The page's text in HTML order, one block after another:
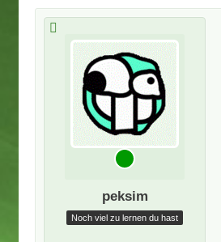
peksim
Noch viel zu lernen du hast